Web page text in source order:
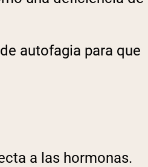
autofagia para que
a las hormonas.